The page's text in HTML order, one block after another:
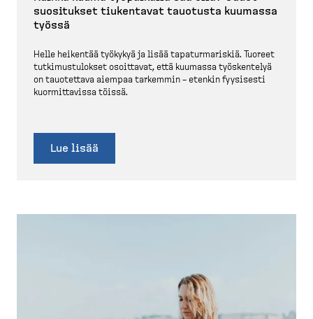
suositukset tiukentavat tauotusta kuumassa
työssä
Helle heikentää työkykyä ja lisää tapatur­ma­riskiä. Tuoreet
tutkimus­tu­lokset osoittavat, että kuumassa työskentelyä
on tauotettava aiempaa tarkemmin – etenkin fyysisesti
kuormit­tavissa töissä.
Lue lisää